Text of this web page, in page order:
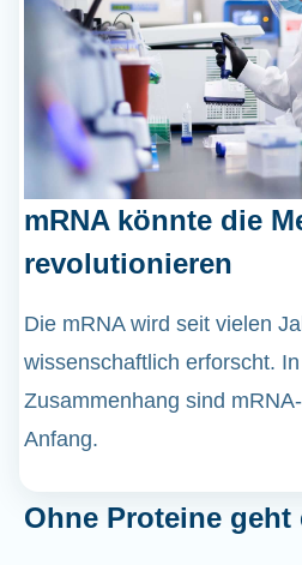
mRNA könnte die
revolutionieren
Die mRNA wird seit vielen
wissenschaftlich erforscht.
Zusammenhang sind
Anfang.
Ohne Proteine geht